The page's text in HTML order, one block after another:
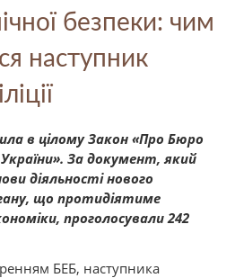
безпеки: чим
наступник
в цілому Закон «Про Бюро
За документ, який
діяльності нового
що протидіятиме
проголосували 242
БЕБ, наступника